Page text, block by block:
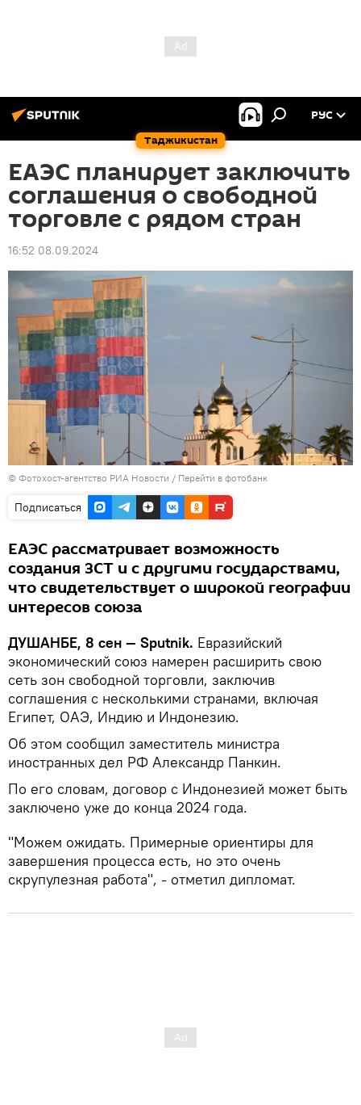
Таджикистан
РУС
ЕАЭС планирует заключить
соглашения о свободной
торговле с рядом стран
16:52 08.09.2024
© Фотохост-агентство РИА Новости / Перейти в фотобанк
Подписаться
ЕАЭС рассматривает возможность
создания ЗСТ и с другими государствами,
что свидетельствует о широкой географии
интересов союза
ДУШАНБЕ, 8 сен — Sputnik. Евразийский
экономический союз намерен расширить свою
сеть зон свободной торговли, заключив
соглашения с несколькими странами, включая
Египет, ОАЭ, Индию и Индонезию.
Об этом сообщил заместитель министра
иностранных дел РФ Александр Панкин.
По его словам, договор с Индонезией может быть
заключено уже до конца 2024 года.
"Можем ожидать. Примерные ориентиры для
завершения процесса есть, но это очень
скрупулезная работа", - отметил дипломат.